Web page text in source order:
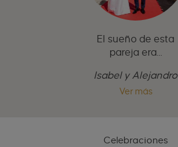
El sueño de esta
pareja era...
Isabel y Alejandro
Ver más
Celebraciones